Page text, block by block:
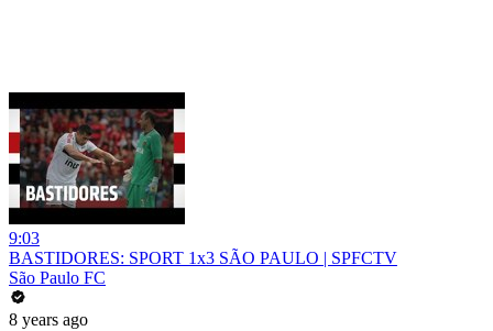
9:03
BASTIDORES: SPORT 1x3 SÃO PAULO | SPFCTV
São Paulo FC
8 years ago